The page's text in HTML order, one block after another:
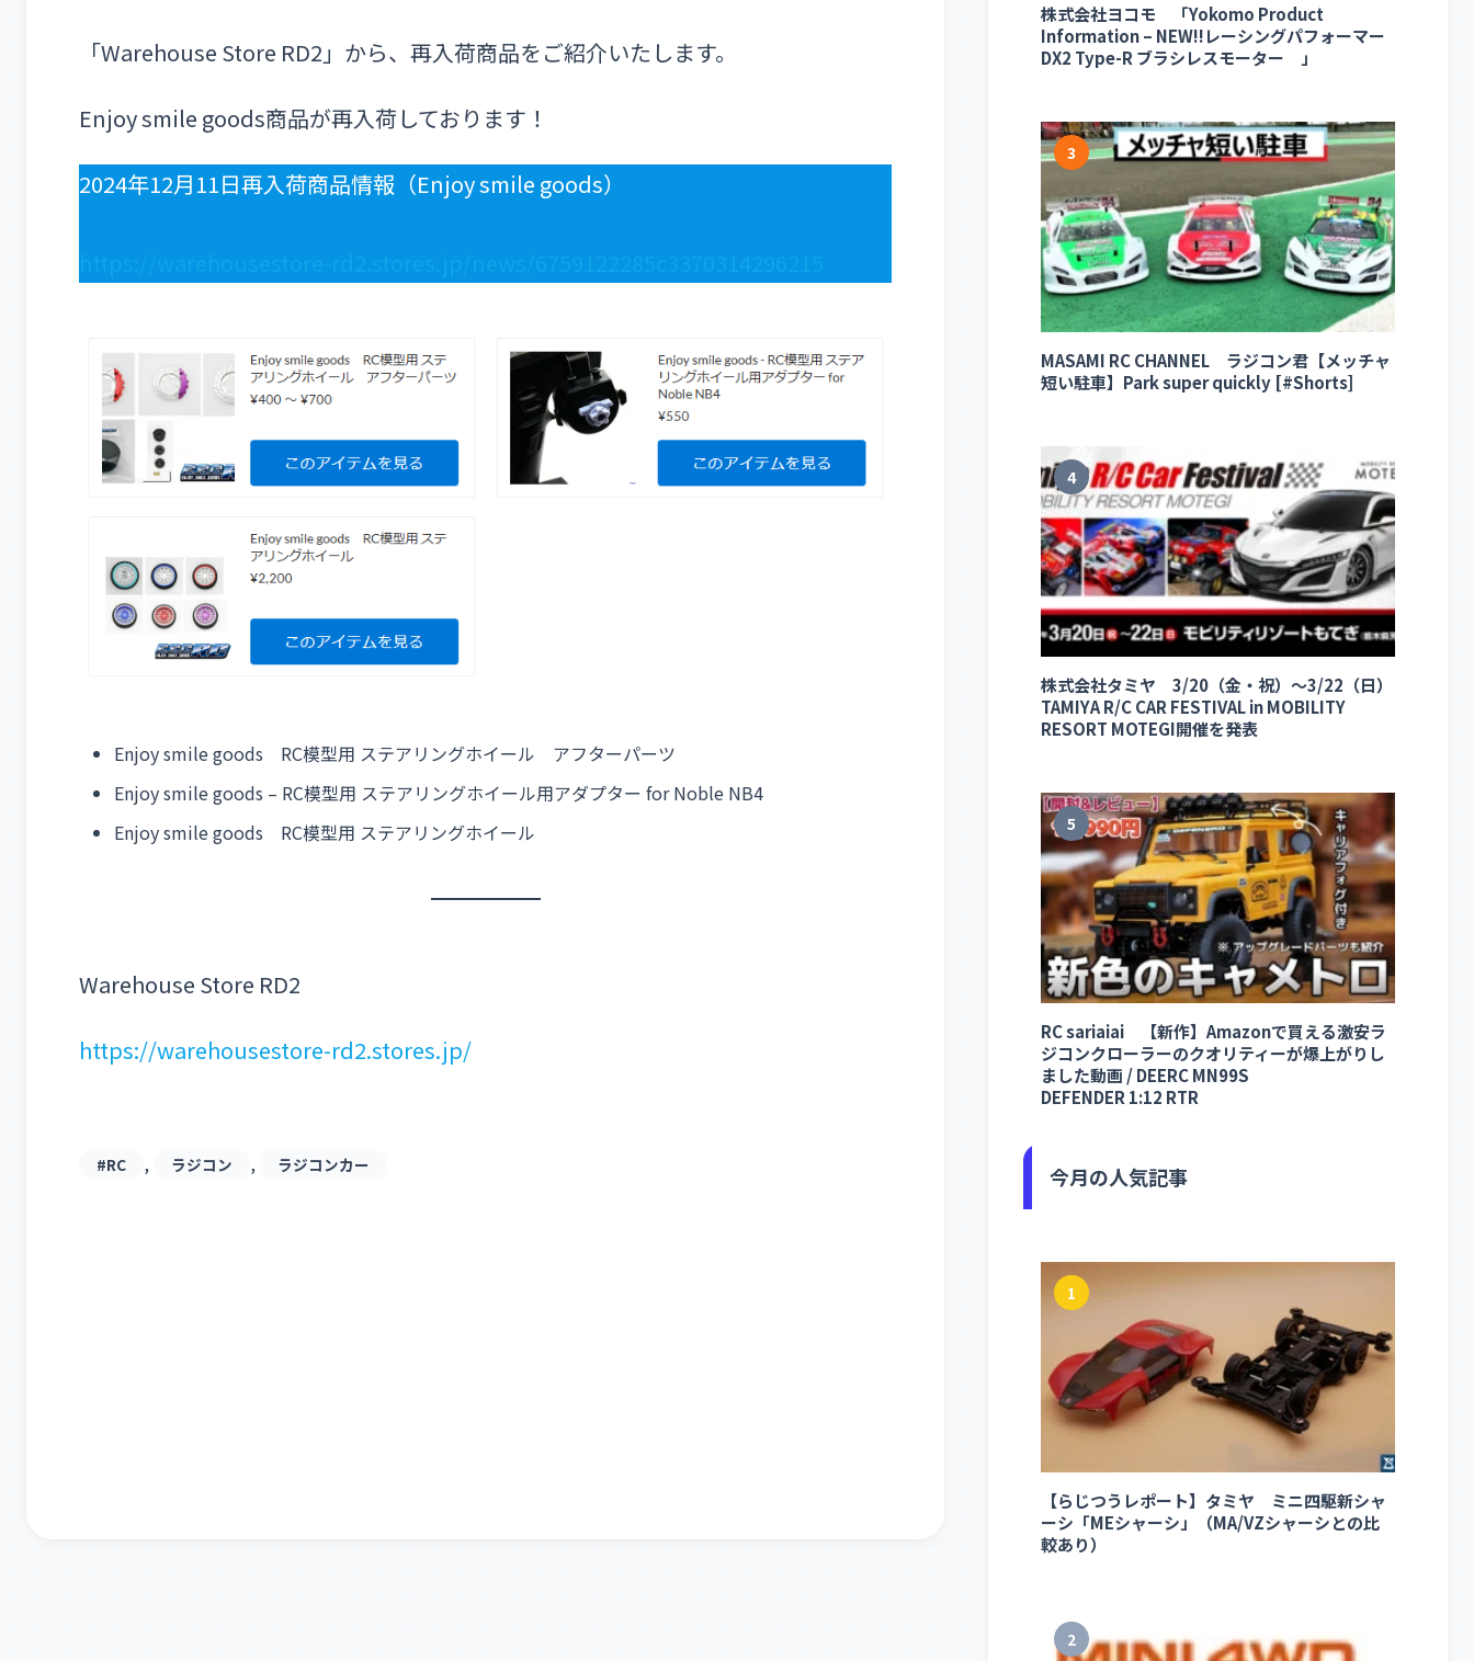
「Warehouse Store RD2」から、再入荷商品をご紹介いたします。
Enjoy smile goods商品が再入荷しております！
2024年12月11日再入荷商品情報（Enjoy smile goods）
Enjoy smile goods RC模型用 ステアリングホイール アフターパーツ
Enjoy smile goods – RC模型用 ステアリングホイール用アダプター for Noble NB4
Enjoy smile goods RC模型用 ステアリングホイール
Warehouse Store RD2
https://warehousestore-rd2.stores.jp/
#RC , ラジコン , ラジコンカー
株式会社ヨコモ 「Yokomo Product
Information – NEW!!レーシングパフォーマー
DX2 Type-R ブラシレスモーター 」
3
MASAMI RC CHANNEL ラジコン君【メッチャ
短い駐車】Park super quickly [#Shorts]
4
株式会社タミヤ 3/20（金・祝）～3/22（日）
TAMIYA R/C CAR FESTIVAL in MOBILITY
RESORT MOTEGI開催を発表
5
RC sariaiai 【新作】Amazonで買える激安ラ
ジコンクローラーのクオリティーが爆上がりし
ました動画 / DEERC MN99S
DEFENDER 1:12 RTR
今月の人気記事
1
【らじつうレポート】タミヤ ミニ四駆新シャ
ーシ「MEシャーシ」（MA/VZシャーシとの比
較あり）
2